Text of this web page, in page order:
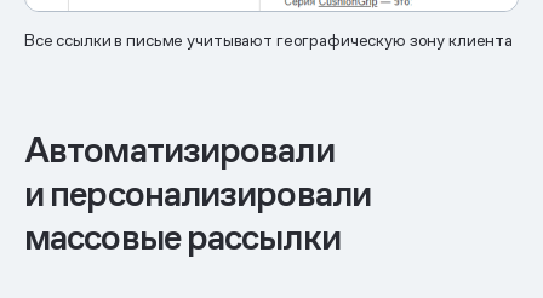
Все ссылки в письме учитывают географическую зону клиента
Автоматизировали
и персонализировали
массовые рассылки